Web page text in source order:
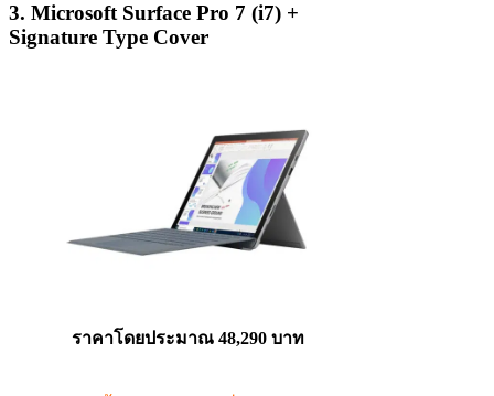
3. Microsoft Surface Pro 7 (i7) +
Signature Type Cover
ราคาโดยประมาณ 48,290 บาท